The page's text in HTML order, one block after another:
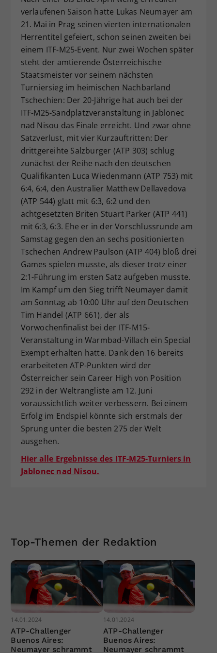
verlaufenen Saison hatte Lukas Neumayer am
21. Mai in Prag seinen vierten internationalen
Herrentitel gefeiert, schon seinen zweiten bei
einem ITF-M25-Event. Nur zwei Wochen später
steht der amtierende Österreichische
Staatsmeister vor seinem nächsten
Turniersieg im heimischen Nachbarland
Tschechien: Der 20-Jährige hat auch bei der
ITF-M25-Sandplatzveranstaltung in Jablonec
nad Nisou das Finale erreicht. Und zwar ohne
Satzverlust, mit vier Kurzauftritten: Der
drittgereihte Salzburger (ATP 303) schlug
zunächst der Reihe nach den deutschen
Qualifikanten Luca Wiedenmann (ATP 753) mit
6:4, 6:4, den Australier Matthew Dellavedova
(ATP 544) glatt mit 6:3, 6:2 und den
achtgesetzten Briten Stuart Parker (ATP 441)
mit 6:3, 6:3. Ehe er in der Vorschlussrunde am
Samstag gegen den an sechs positionierten
Tschechen Andrew Paulson (ATP 404) bloß drei
Games spielen musste, als dieser trotz einer
2:1-Führung im ersten Satz aufgeben musste.
Im Kampf um den Sieg trifft Neumayer damit
am Sonntag ab 10:00 Uhr auf den Deutschen
Tim Handel (ATP 661), der als
Vorwochenfinalist bei der ITF-M15-
Veranstaltung in Warmbad-Villach ein Special
Exempt erhalten hatte. Dank den 16 bereits
erarbeiteten ATP-Punkten wird der
Österreicher sein Career High von Position
292 in der Weltrangliste am 12. Juni
voraussichtlich weiter verbessern. Bei einem
Erfolg im Endspiel könnte sich erstmals der
Sprung unter die besten 275 der Welt
ausgehen.
Hier alle Ergebnisse des ITF-M25-Turniers in
Jablonec nad Nisou.
Top-Themen der Redaktion
14.01.2024
ATP-Challenger
Buenos Aires:
Neumayer schrammt
14.01.2024
ATP-Challenger
Buenos Aires:
Neumayer schrammt
Dieser Wert speichert Ihre Consent-
Einstellungen. Unter anderem eine
zufällig generierte ID, für die
historische Speicherung Ihrer
vorgenommen Einstellungen, falls der
Webseiten-Betreiber dies eingestellt
hat.